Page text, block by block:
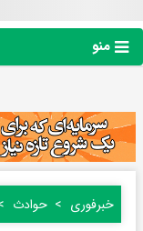
منو
خبرفوری حوادث